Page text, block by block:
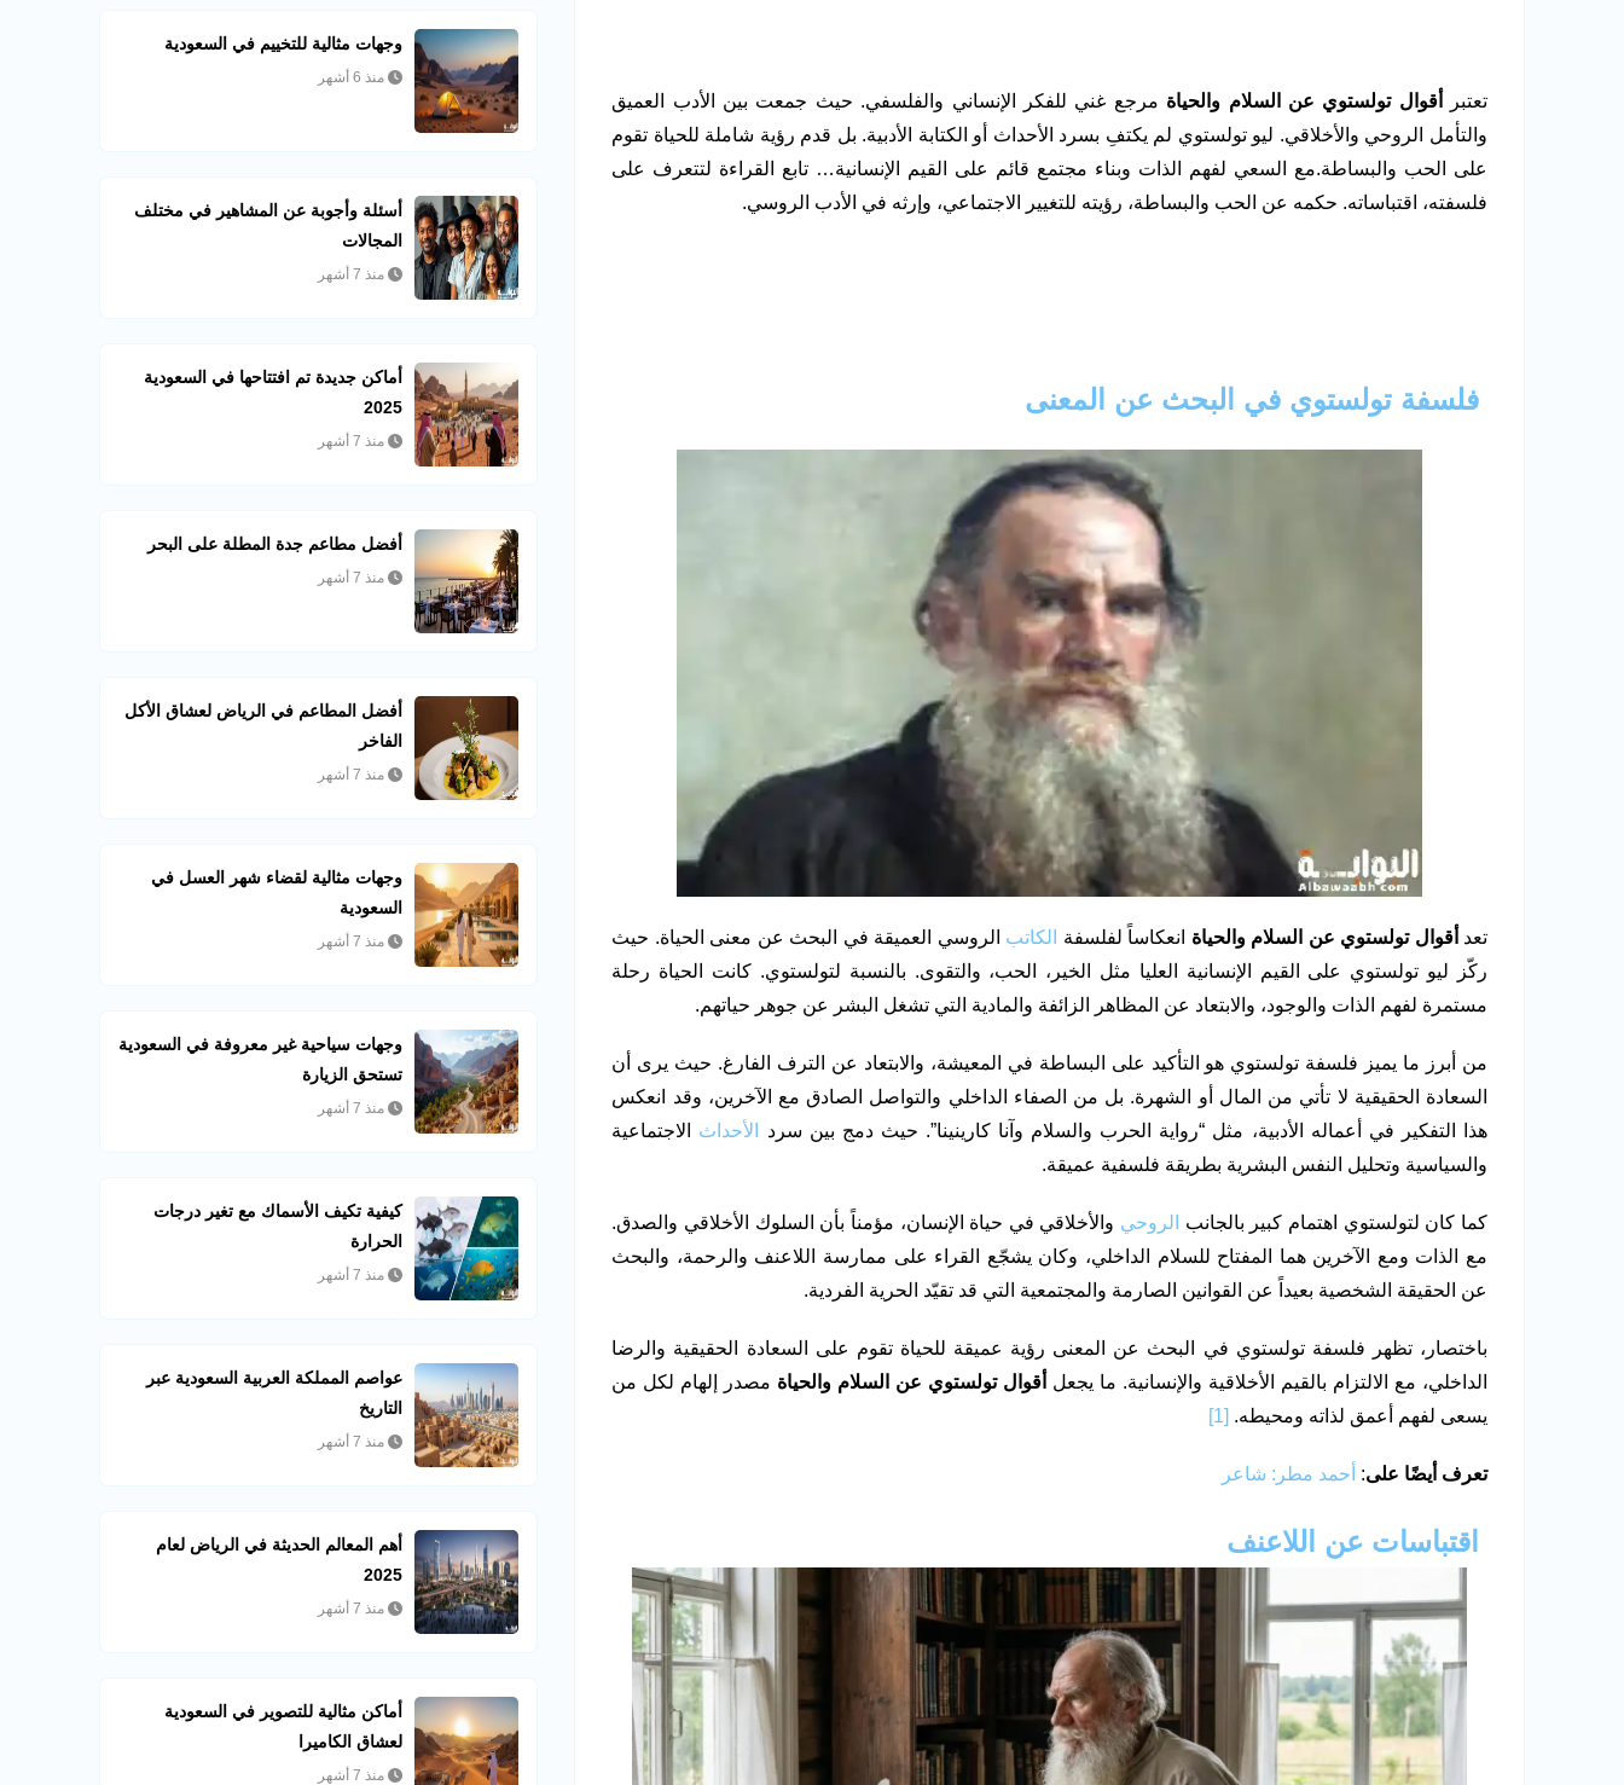
تعتبر أقوال تولستوي عن السلام والحياة مرجع غني للفكر الإنساني والفلسفي. حيث جمعت بين الأدب العميق
والتأمل الروحي والأخلاقي. ليو تولستوي لم يكتفِ بسرد الأحداث أو الكتابة الأدبية. بل قدم رؤية شاملة للحياة تقوم
على الحب والبساطة.مع السعي لفهم الذات وبناء مجتمع قائم على القيم الإنسانية… تابع القراءة لتتعرف على
فلسفته، اقتباساته. حكمه عن الحب والبساطة، رؤيته للتغيير الاجتماعي، وإرثه في الأدب الروسي.
فلسفة تولستوي في البحث عن المعنى
تعد أقوال تولستوي عن السلام والحياة انعكاساً لفلسفة الكاتب الروسي العميقة في البحث عن معنى الحياة. حيث
ركّز ليو تولستوي على القيم الإنسانية العليا مثل الخير، الحب، والتقوى. بالنسبة لتولستوي. كانت الحياة رحلة
مستمرة لفهم الذات والوجود، والابتعاد عن المظاهر الزائفة والمادية التي تشغل البشر عن جوهر حياتهم.
من أبرز ما يميز فلسفة تولستوي هو التأكيد على البساطة في المعيشة، والابتعاد عن الترف الفارغ. حيث يرى أن
السعادة الحقيقية لا تأتي من المال أو الشهرة. بل من الصفاء الداخلي والتواصل الصادق مع الآخرين، وقد انعكس
هذا التفكير في أعماله الأدبية، مثل “رواية الحرب والسلام وآنا كارينينا”. حيث دمج بين سرد
الأحداث الاجتماعية
والسياسية وتحليل النفس البشرية بطريقة فلسفية عميقة.
كما كان لتولستوي اهتمام كبير بالجانب الروحي والأخلاقي في حياة الإنسان، مؤمناً بأن السلوك الأخلاقي والصدق.
مع الذات ومع الآخرين هما المفتاح للسلام الداخلي، وكان يشجّع القراء على ممارسة اللاعنف والرحمة، والبحث
عن الحقيقة الشخصية بعيداً عن القوانين الصارمة والمجتمعية التي قد تقيّد الحرية الفردية.
باختصار، تظهر فلسفة تولستوي في البحث عن المعنى رؤية عميقة للحياة تقوم على السعادة الحقيقية والرضا
الداخلي، مع الالتزام بالقيم الأخلاقية والإنسانية. ما يجعل أقوال تولستوي عن السلام والحياة مصدر إلهام لكل من
يسعى لفهم أعمق لذاته ومحيطه. [1]
تعرف أيضًا على: أحمد مطر: شاعر
اقتباسات عن اللاعنف
وجهات مثالية للتخييم في السعودية
منذ 6 أشهر
أسئلة وأجوبة عن المشاهير في مختلف
المجالات
منذ 7 أشهر
أماكن جديدة تم افتتاحها في السعودية
2025
منذ 7 أشهر
أفضل مطاعم جدة المطلة على البحر
منذ 7 أشهر
أفضل المطاعم في الرياض لعشاق الأكل
الفاخر
منذ 7 أشهر
وجهات مثالية لقضاء شهر العسل في
السعودية
منذ 7 أشهر
وجهات سياحية غير معروفة في السعودية
تستحق الزيارة
منذ 7 أشهر
كيفية تكيف الأسماك مع تغير درجات
الحرارة
منذ 7 أشهر
عواصم المملكة العربية السعودية عبر
التاريخ
منذ 7 أشهر
أهم المعالم الحديثة في الرياض لعام
2025
منذ 7 أشهر
أماكن مثالية للتصوير في السعودية
لعشاق الكاميرا
منذ 7 أشهر